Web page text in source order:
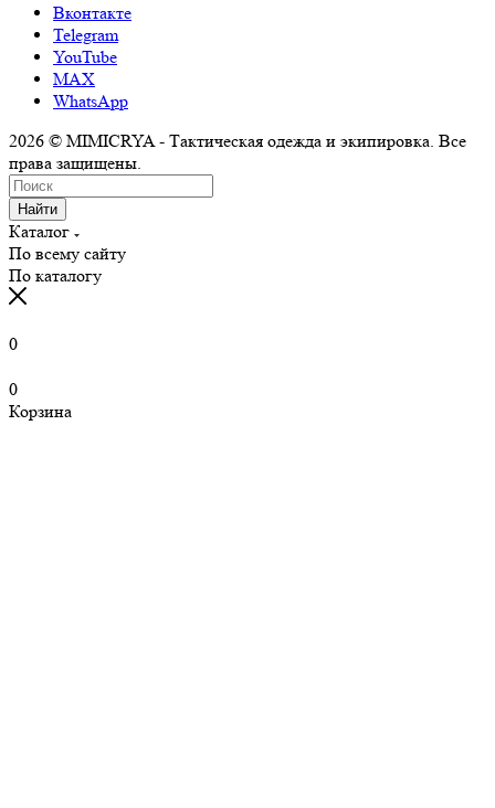
Вконтакте
Telegram
YouTube
MAX
WhatsApp
2026 © MIMICRYA - Тактическая одежда и экипировка. Все
права защищены.
Найти
Каталог
По всему сайту
По каталогу
0
0
Корзина